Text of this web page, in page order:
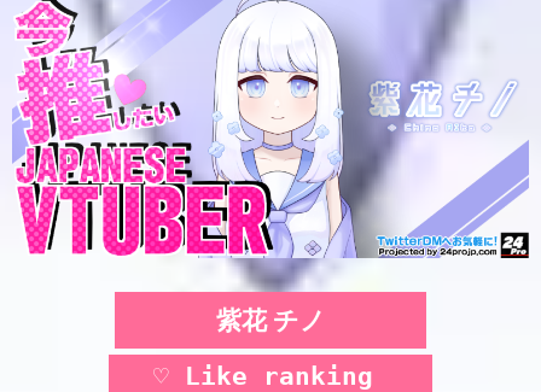
紫花 チノ
♡ Like ranking